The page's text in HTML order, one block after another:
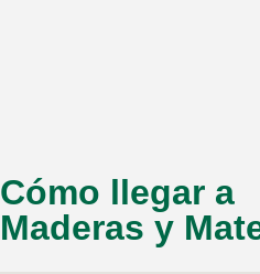
Cómo llegar a
Maderas y